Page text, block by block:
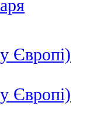
Європі)
Європі)